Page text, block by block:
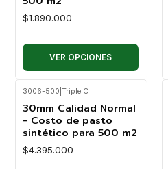
$1.890.000
VER OPCIONES
3006-500 Triple C
30mm Calidad Normal
- Costo de pasto
sintético para 500 m2
$4.395.000